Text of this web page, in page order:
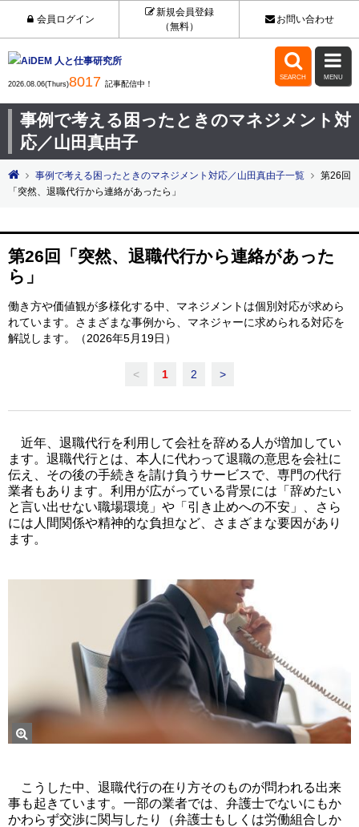
会員ログイン
新規会員登録
（無料）
お問い合わせ
2026.08.06(Thurs)8017 記事配信中！

SEARCH

MENU
事例で考える困ったときのマネジメント対
応／山田真由子
事例で考える困ったときのマネジメント対応／山田真由子一覧
第26回
「突然、退職代行から連絡があったら」
第26回「突然、退職代行から連絡があった
ら」
働き方や価値観が多様化する中、マネジメントは個別対応が求めら
れています。さまざまな事例から、マネジャーに求められる対応を
解説します。（2026年5月19日）
< 1 2 >
近年、退職代行を利用して会社を辞める人が増加してい
ます。退職代行とは、本人に代わって退職の意思を会社に
伝え、その後の手続きを請け負うサービスで、専門の代行
業者もあります。利用が広がっている背景には「辞めたい
と言い出せない職場環境」や「引き止めへの不安」、さら
には人間関係や精神的な負担など、さまざまな要因があり
ます。
こうした中、退職代行の在り方そのものが問われる出来
事も起きています。一部の業者では、弁護士でないにもか
かわらず交渉に関与したり（弁護士もしくは労働組合しか